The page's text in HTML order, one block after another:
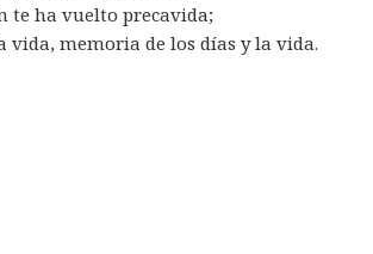
te ha vuelto precavida;
vida, memoria de los días y la vida.